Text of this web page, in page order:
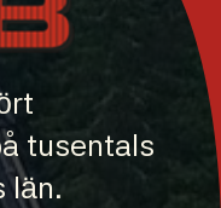
tusentals
län.